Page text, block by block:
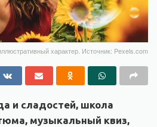
характер. Источник: Pexels.com
и сладостей, школа
музыкальный квиз,